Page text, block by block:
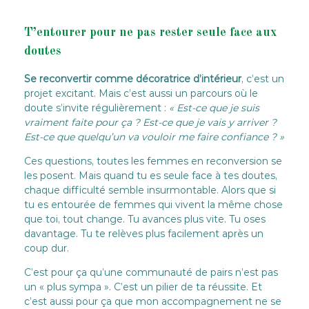
T’entourer pour ne pas rester seule face aux
doutes
Se reconvertir comme décoratrice d’intérieur, c’est un
projet excitant. Mais c’est aussi un parcours où le
doute s’invite régulièrement : « Est-ce que je suis
vraiment faite pour ça ? Est-ce que je vais y arriver ?
Est-ce que quelqu’un va vouloir me faire confiance ? »
Ces questions, toutes les femmes en reconversion se
les posent. Mais quand tu es seule face à tes doutes,
chaque difficulté semble insurmontable. Alors que si
tu es entourée de femmes qui vivent la même chose
que toi, tout change. Tu avances plus vite. Tu oses
davantage. Tu te relèves plus facilement après un
coup dur.
C’est pour ça qu’une communauté de pairs n’est pas
un « plus sympa ». C’est un pilier de ta réussite. Et
c’est aussi pour ça que mon accompagnement ne se